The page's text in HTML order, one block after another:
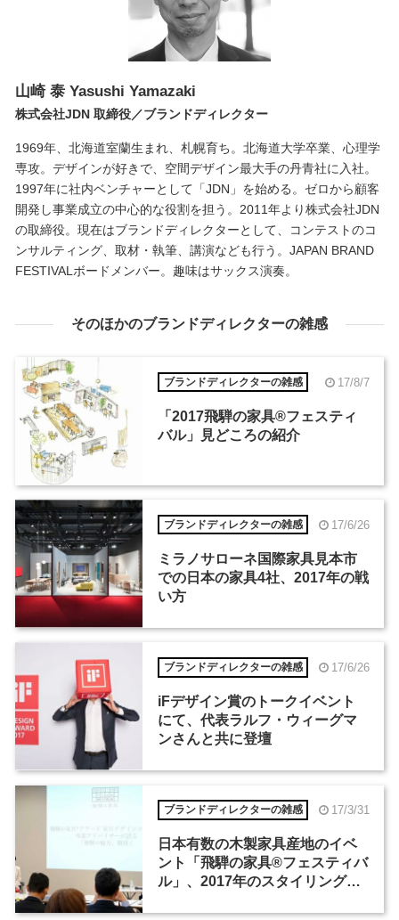
山崎 泰 Yasushi Yamazaki
株式会社JDN 取締役／ブランドディレクター
1969年、北海道室蘭生まれ、札幌育ち。北海道大学卒業、心理学
専攻。デザインが好きで、空間デザイン最大手の丹青社に入社。
1997年に社内ベンチャーとして「JDN」を始める。ゼロから顧客
開発し事業成立の中心的な役割を担う。2011年より株式会社JDN
の取締役。現在はブランドディレクターとして、コンテストのコ
ンサルティング、取材・執筆、講演なども行う。JAPAN BRAND
FESTIVALボードメンバー。趣味はサックス演奏。
そのほかのブランドディレクターの雑感
ブランドディレクターの雑感 17/8/7
「2017飛騨の家具®︎フェスティ
バル」見どころの紹介
ブランドディレクターの雑感 17/6/26
ミラノサローネ国際家具見本市
での日本の家具4社、2017年の戦
い方
ブランドディレクターの雑感 17/6/26
iFデザイン賞のトークイベント
にて、代表ラルフ・ウィーグマ
ンさんと共に登壇
ブランドディレクターの雑感 17/3/31
日本有数の木製家具産地のイベ
ント「飛騨の家具®フェスティバ
ル」、2017年のスタイリングテ